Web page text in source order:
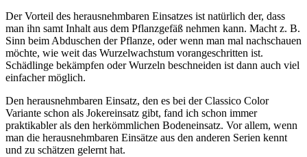
Der Vorteil des herausnehmbaren Einsatzes ist natürlich der, dass
man ihn samt Inhalt aus dem Pflanzgefäß nehmen kann. Macht z. B.
Sinn beim Abduschen der Pflanze, oder wenn man mal nachschauen
möchte, wie weit das Wurzelwachstum vorangeschritten ist.
Schädlinge bekämpfen oder Wurzeln beschneiden ist dann auch viel
einfacher möglich.
Den herausnehmbaren Einsatz, den es bei der Classico Color
Variante schon als Jokereinsatz gibt, fand ich schon immer
praktikabler als den herkömmlichen Bodeneinsatz. Vor allem, wenn
man die herausnehmbaren Einsätze aus den anderen Serien kennt
und zu schätzen gelernt hat.